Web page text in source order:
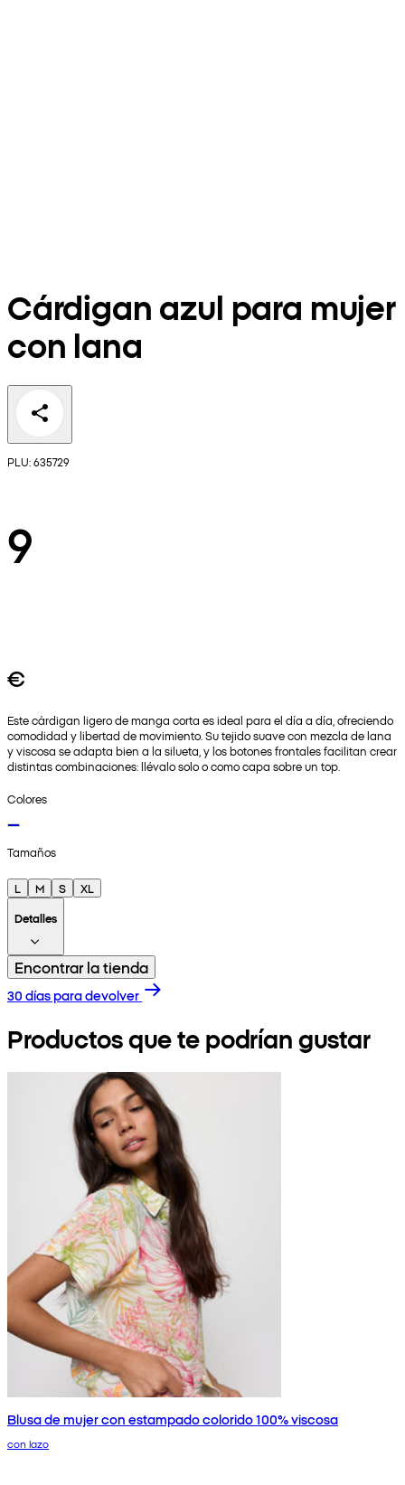
Cárdigan azul para mujer
con lana
PLU: 635729
9
€
Este cárdigan ligero de manga corta es ideal para el día a día, ofreciendo
comodidad y libertad de movimiento. Su tejido suave con mezcla de lana
y viscosa se adapta bien a la silueta, y los botones frontales facilitan crear
distintas combinaciones: llévalo solo o como capa sobre un top.
Colores
Tamaños
L M S
XL
Detalles
Encontrar la tienda
30 días para devolver
Productos que te podrían gustar
Blusa de mujer con estampado colorido 100% viscosa
con lazo